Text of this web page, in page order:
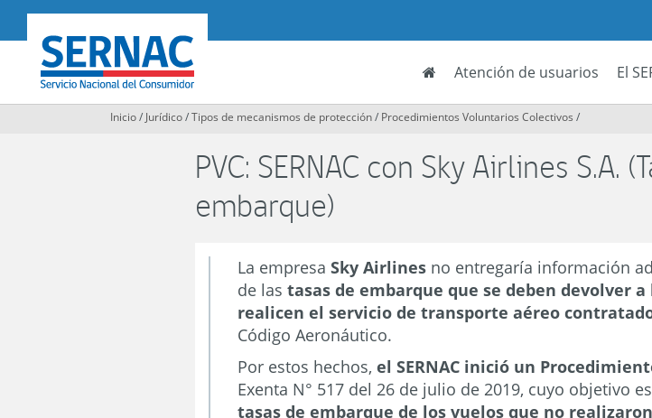
SERNAC
Atención de usuarios El
Inicio/ Jurídico/Tipos de mecanismos de protección/ Procedimientos Voluntarios Colectivos /
PVC: SERNAC con Sky Airlines S.A.
embarque)
La empresaSky Airlines no entregaría información
de lastasas de embarque que se deben devolver
realicen el servicio de transporte aéreo
Código Aeronáutico.
Por estos hechos,el SERNAC inició un
Exenta N° 517 del 26 de julio de 2019, cuyo objetivo
tasas de embarque de los vuelos que no